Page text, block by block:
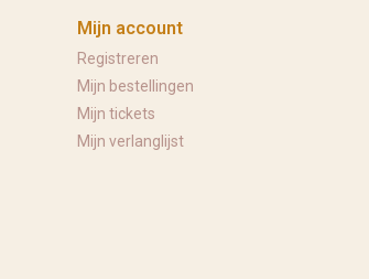
Mijn account
Registreren
Mijn bestellingen
Mijn tickets
Mijn verlanglijst